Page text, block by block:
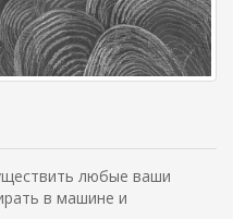
любые ваши
в машине и